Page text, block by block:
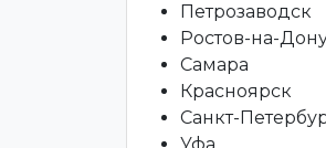
Петрозаводск
Ростов-на-
Самара
Красноярск
Санкт-